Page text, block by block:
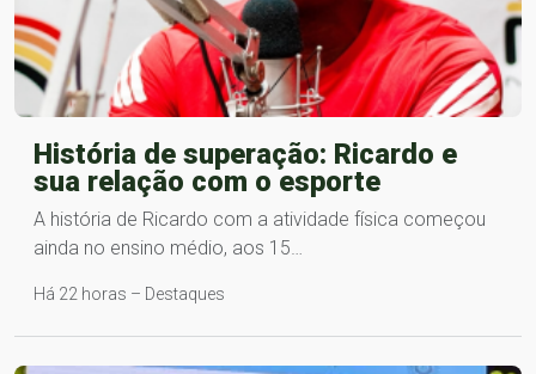
História de superação: Ricardo e
sua relação com o esporte
A história de Ricardo com a atividade física começou
ainda no ensino médio, aos 15…
Há 22 horas – Destaques